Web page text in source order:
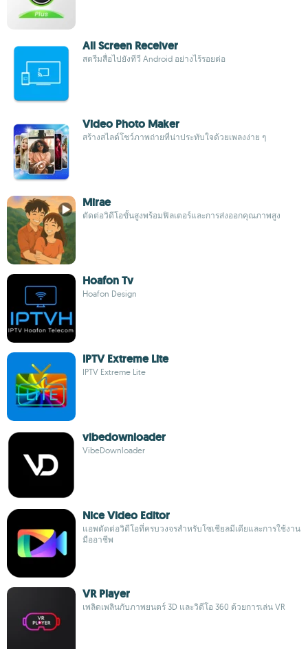
All Screen Receiver
สตรีมสื่อไปยังทีวี Android อย่างไร้รอยต่อ
Video Photo Maker
สร้างสไลด์โชว์ภาพถ่ายที่น่าประทับใจด้วยเพลงง่าย ๆ
Mirae
ตัดต่อวิดีโอขั้นสูงพร้อมฟิลเตอร์และการส่งออกคุณภาพสูง
Hoafon Tv
Hoafon Design
IPTV Extreme Lite
IPTV Extreme Lite
vibedownloader
VibeDownloader
Nice Video Editor
แอพตัดต่อวิดีโอที่ครบวงจรสำหรับโซเชียลมีเดียและการใช้งาน
มืออาชีพ
VR Player
เพลิดเพลินกับภาพยนตร์ 3D และวิดีโอ 360 ด้วยการเล่น VR